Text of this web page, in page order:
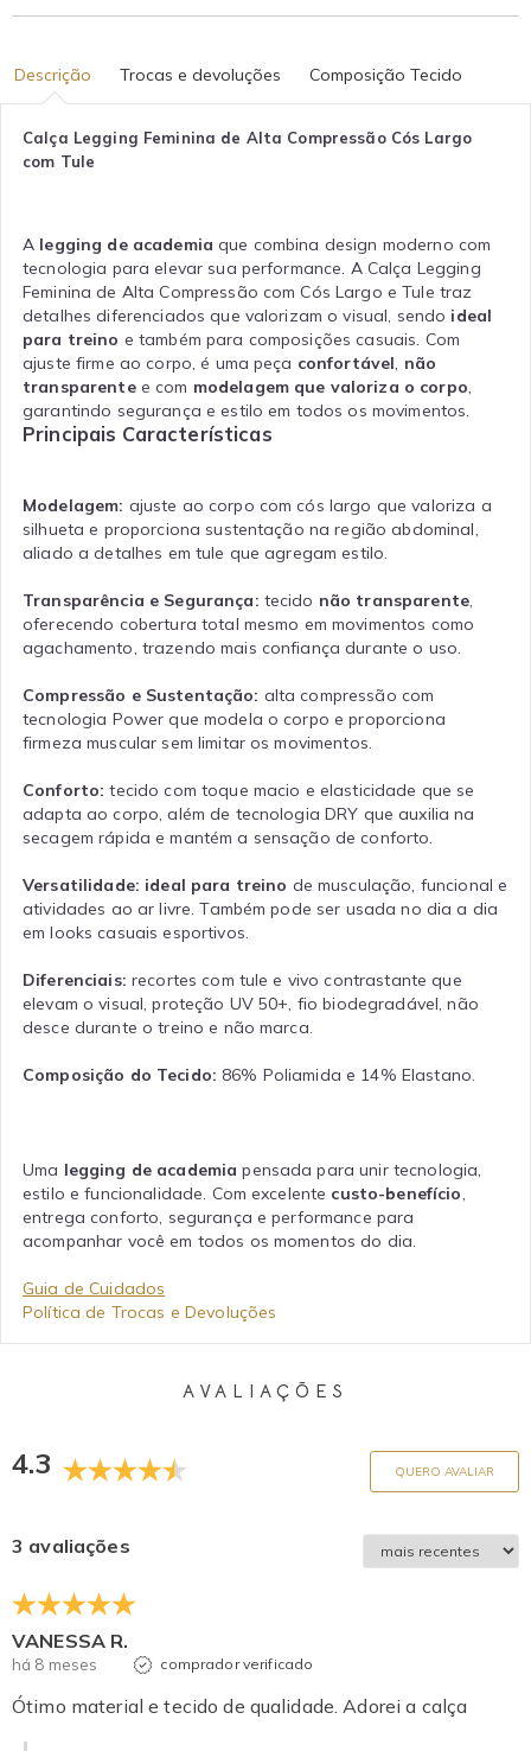
Descrição Trocas e devoluções Composição Tecido
Calça Legging Feminina de Alta Compressão Cós Largo
com Tule
A legging de academia que combina design moderno com
tecnologia para elevar sua performance. A Calça Legging
Feminina de Alta Compressão com Cós Largo e Tule traz
detalhes diferenciados que valorizam o visual, sendo ideal
para treino e também para composições casuais. Com
ajuste firme ao corpo, é uma peça confortável não
transparentee com modelagem que valoriza o corpo
garantindo segurança e estilo em todos os movimentos.
Principais Características
Modelagem: ajuste ao corpo com cós largo que valoriza a
silhueta e proporciona sustentação na região abdominal,
aliado a detalhes em tule que agregam estilo.
Transparência e Segurança: tecido não transparente
oferecendo cobertura total mesmo em movimentos como
agachamento, trazendo mais confiança durante o uso.
Compressão e Sustentação: alta compressão com
tecnologia Power que modela o corpo e proporciona
firmeza muscular sem limitar os movimentos.
Conforto: tecido com toque macio e elasticidade que se
adapta ao corpo, além de tecnologia DRY que auxilia na
secagem rápida e mantém a sensação de conforto.
Versatilidade: ideal para treino de musculação, funcional e
atividades ao ar livre. Também pode ser usada no dia a dia
em looks casuais esportivos.
Diferenciais: recortes com tule e vivo contrastante que
elevam o visual, proteção UV 50+, fio biodegradável, não
desce durante o treino e não marca.
Composição do Tecido: 86% Poliamida e 14% Elastano.
Uma legging de academia pensada para unir tecnologia,
estilo e funcionalidade. Com excelente custo-benefício
entrega conforto, segurança e performance para
acompanhar você em todos os momentos do dia.
Guia de Cuidados
Política de Trocas e Devoluções
AVALIAÇÕES
4.3 QUERO AVALIAR
3 avaliações
VANESSA R.
há 8 meses comprador verificado
Ótimo material e tecido de qualidade. Adorei a calça